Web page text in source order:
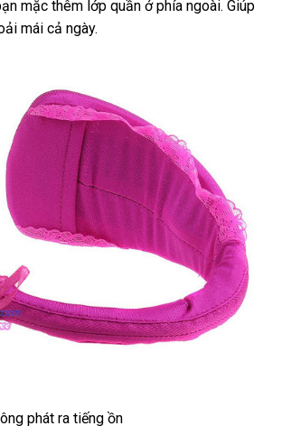
toán
địa
mặc thêm lớp quần ở phía ngoàixưởng
. Giúp
mái cả ngày.
phát ra tiếng ồn